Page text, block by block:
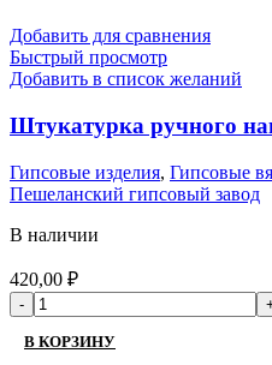
Добавить для сравнения
Быстрый просмотр
Добавить в список желаний
Штукатурка ручного
Гипсовые изделия, Гипсовые
Пешеланский гипсовый завод
В наличии
420,00 ₽
В КОРЗИНУ